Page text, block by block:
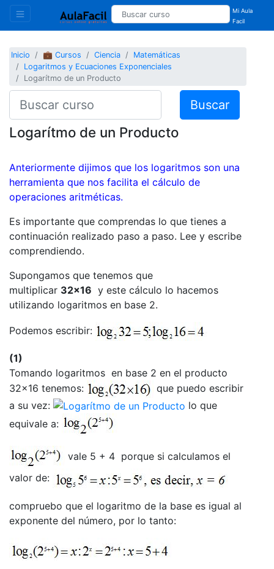
Mi Aula
Facil
Inicio 💼 Cursos Ciencia
Matemáticas
Logaritmos y Ecuaciones Exponenciales
Logarítmo de un Producto
Buscar
Logarítmo de un Producto
Anteriormente dijimos que los logaritmos son una
herramienta que nos facilita el cálculo de
operaciones aritméticas.
Es importante que comprendas lo que tienes a
continuación realizado paso a paso. Lee y escribe
comprendiendo.
Supongamos que tenemos que
multiplicar 32x16 y este cálculo lo hacemos
utilizando logaritmos en base 2.
Podemos escribir:
(1)
Tomando logaritmos en base 2 en el producto
32x16 tenemos:
que puedo escribir
a su vez:
lo que
equivale a:
vale 5 + 4 porque si calculamos el
valor de:
compruebo que el logaritmo de la base es igual al
exponente del número, por lo tanto: